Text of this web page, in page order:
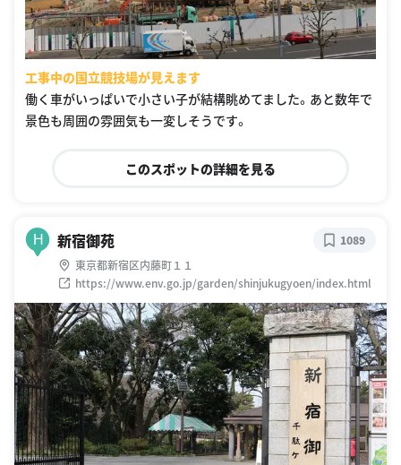
工事中の国立競技場が見えます
働く車がいっぱいで小さい子が結構眺めてました。あと数年で
景色も周囲の雰囲気も一変しそうです。
このスポットの詳細を見る
H 新宿御苑
東京都新宿区内藤町１１
https://www.env.go.jp/garden/shinjukugyoen/index.html
1089